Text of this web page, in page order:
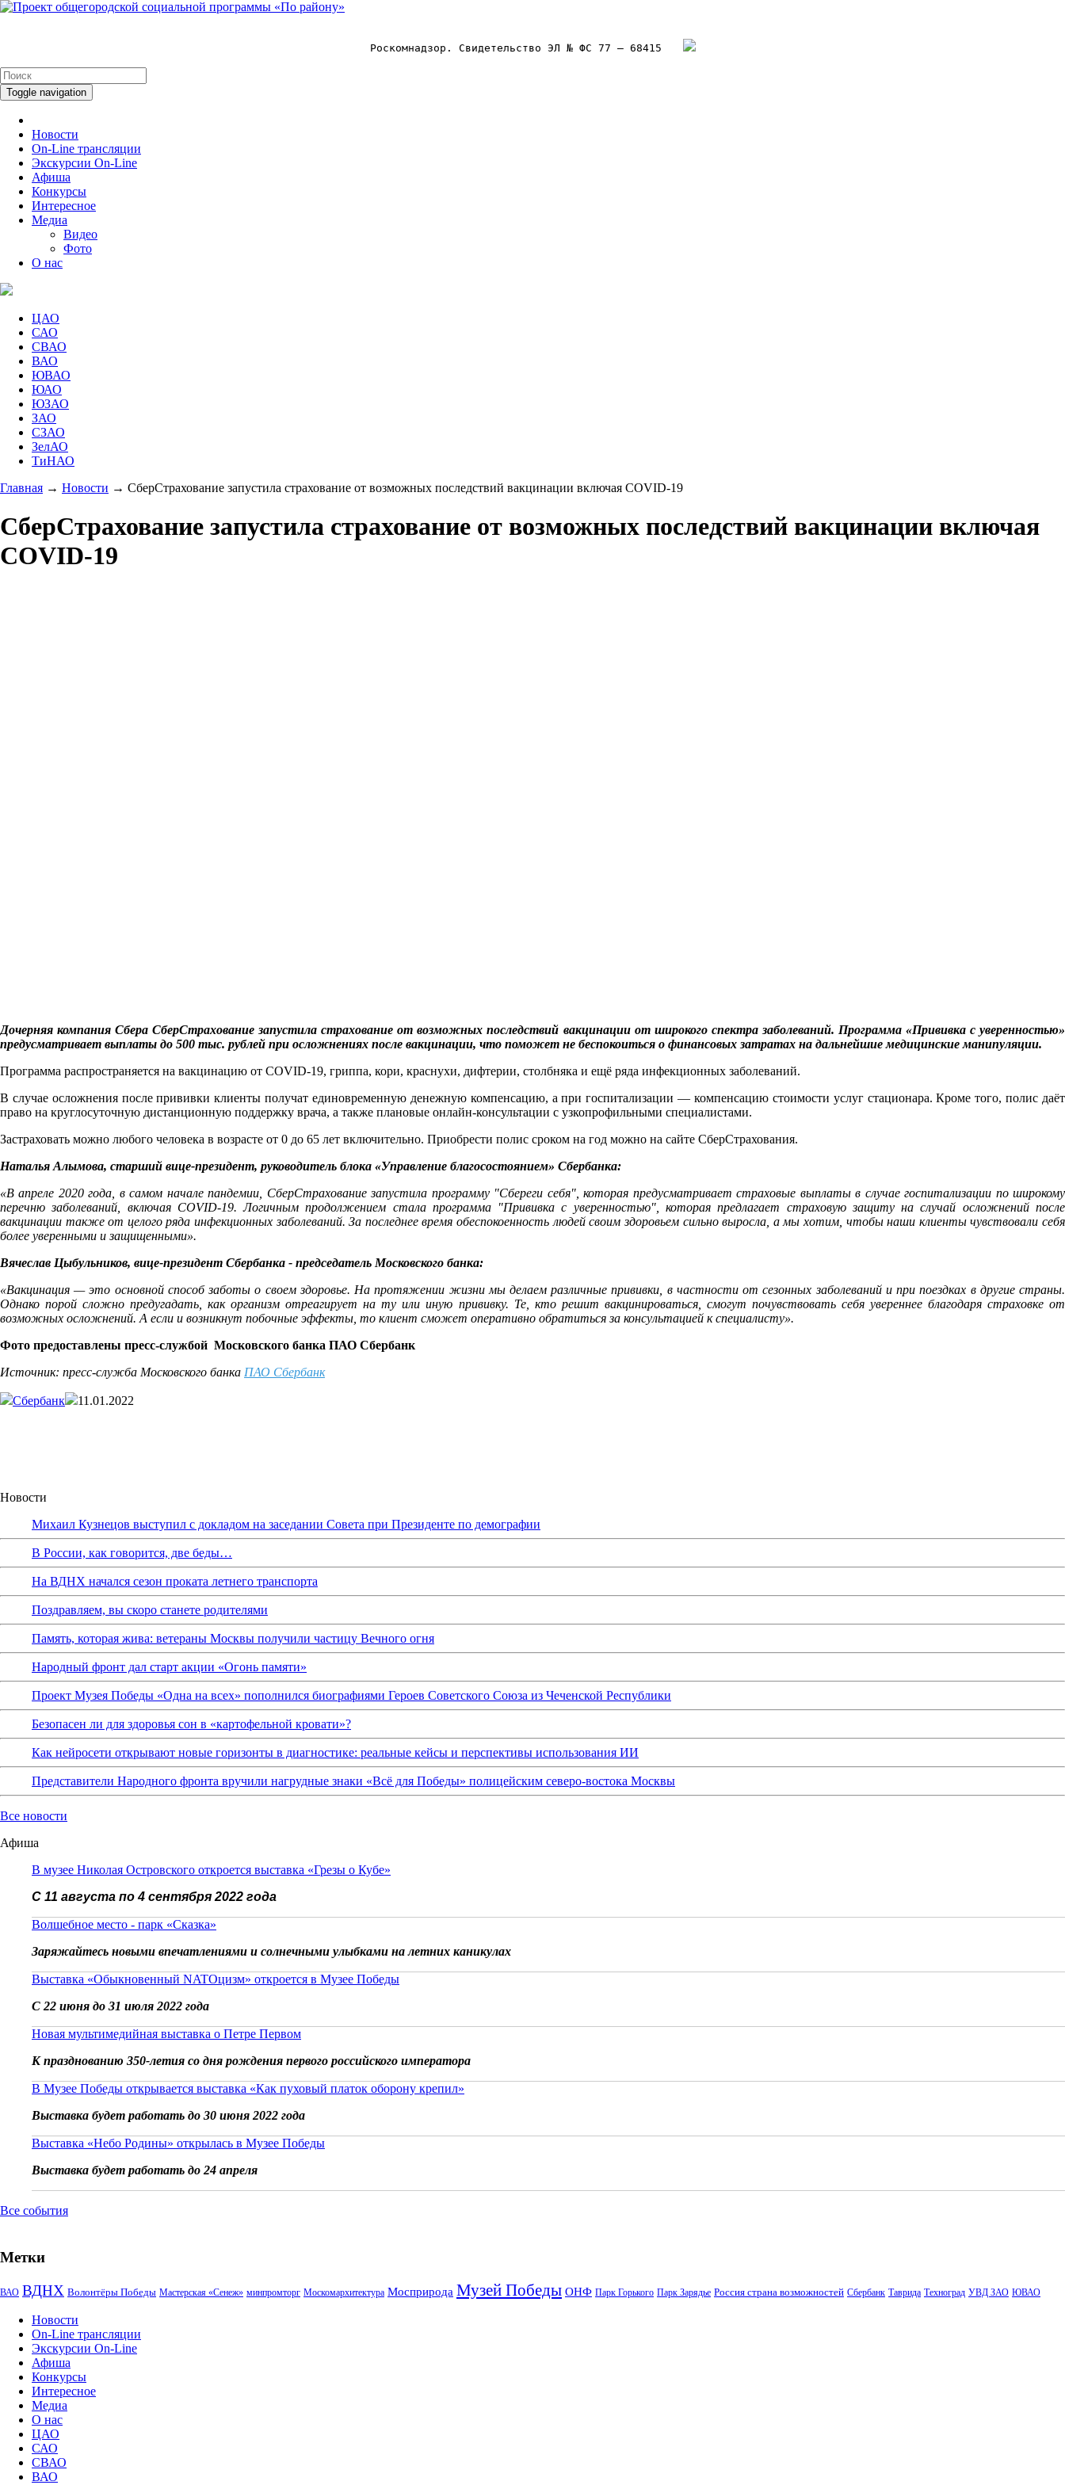
Роскомнадзор. Свидетельство ЭЛ № ФС 77 – 68415
Toggle navigation
Новости
On-Line трансляции
Экскурсии On-Line
Афиша
Конкурсы
Интересное
Медиа
Видео
Фото
О нас
ЦАО
САО
СВАО
ВАО
ЮВАО
ЮАО
ЮЗАО
ЗАО
СЗАО
ЗелАО
ТиНАО
Главная → Новости → СберСтрахование запустила страхование от возможных последствий вакцинации включая COVID-19
СберСтрахование запустила страхование от возможных последствий вакцинации включая
COVID-19
Дочерняя компания Сбера СберСтрахование запустила страхование от возможных последствий вакцинации от широкого спектра заболеваний. Программа «Прививка с уверенностью»
предусматривает выплаты до 500 тыс. рублей при осложнениях после вакцинации, что поможет не беспокоиться о финансовых затратах на дальнейшие медицинские манипуляции.
Программа распространяется на вакцинацию от COVID-19, гриппа, кори, краснухи, дифтерии, столбняка и ещё ряда инфекционных заболеваний.
В случае осложнения после прививки клиенты получат единовременную денежную компенсацию, а при госпитализации — компенсацию стоимости услуг стационара. Кроме того, полис даёт
право на круглосуточную дистанционную поддержку врача, а также плановые онлайн-консультации с узкопрофильными специалистами.
Застраховать можно любого человека в возрасте от 0 до 65 лет включительно. Приобрести полис сроком на год можно на сайте СберСтрахования.
Наталья Алымова, старший вице-президент, руководитель блока «Управление благосостоянием» Сбербанка:
«В апреле 2020 года, в самом начале пандемии, СберСтрахование запустила программу "Сбереги себя", которая предусматривает страховые выплаты в случае госпитализации по широкому
перечню заболеваний, включая COVID-19. Логичным продолжением стала программа "Прививка с уверенностью", которая предлагает страховую защиту на случай осложнений после
вакцинации также от целого ряда инфекционных заболеваний. За последнее время обеспокоенность людей своим здоровьем сильно выросла, а мы хотим, чтобы наши клиенты чувствовали себя
более уверенными и защищенными».
Вячеслав Цыбульников, вице-президент Сбербанка - председатель Московского банка:
«Вакцинация — это основной способ заботы о своем здоровье. На протяжении жизни мы делаем различные прививки, в частности от сезонных заболеваний и при поездках в другие страны.
Однако порой сложно предугадать, как организм отреагирует на ту или иную прививку. Те, кто решит вакцинироваться, смогут почувствовать себя увереннее благодаря страховке от
возможных осложнений. А если и возникнут побочные эффекты, то клиент сможет оперативно обратиться за консультацией к специалисту».
Фото предоставлены пресс-службой Московского банка ПАО Сбербанк
Источник: пресс-служба Московского банка ПАО Сбербанк
Сбербанк 11.01.2022
Новости
Михаил Кузнецов выступил с докладом на заседании Совета при Президенте по демографии
В России, как говорится, две беды…
На ВДНХ начался сезон проката летнего транспорта
Поздравляем, вы скоро станете родителями
Память, которая жива: ветераны Москвы получили частицу Вечного огня
Народный фронт дал старт акции «Огонь памяти»
Проект Музея Победы «Одна на всех» пополнился биографиями Героев Советского Союза из Чеченской Республики
Безопасен ли для здоровья сон в «картофельной кровати»?
Как нейросети открывают новые горизонты в диагностике: реальные кейсы и перспективы использования ИИ
Представители Народного фронта вручили нагрудные знаки «Всё для Победы» полицейским северо-востока Москвы
Все новости
Афиша
В музее Николая Островского откроется выставка «Грезы о Кубе»
С 11 августа по 4 сентября 2022 года
Волшебное место - парк «Сказка»
Заряжайтесь новыми впечатлениями и солнечными улыбками на летних каникулах
Выставка «Обыкновенный NATOцизм» откроется в Музее Победы
С 22 июня до 31 июля 2022 года
Новая мультимедийная выставка о Петре Первом
К празднованию 350-летия со дня рождения первого российского императора
В Музее Победы открывается выставка «Как пуховый платок оборону крепил»
Выставка будет работать до 30 июня 2022 года
Выставка «Небо Родины» открылась в Музее Победы
Выставка будет работать до 24 апреля
Все события
Метки
ВАО ВДНХ Волонтёры Победы Мастерская «Сенеж» минпромторг Москомархитектура Мосприрода Музей Победы ОНФ Парк Горького Парк Зарядье Россия страна возможностей Сбербанк Таврида Техноград УВД ЗАО ЮВАО
Новости
On-Line трансляции
Экскурсии On-Line
Афиша
Конкурсы
Интересное
Медиа
О нас
ЦАО
САО
СВАО
ВАО